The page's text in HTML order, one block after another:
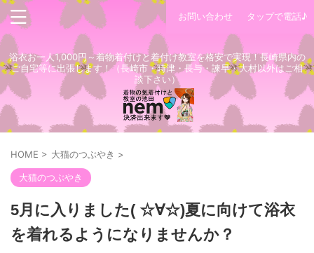
お問い合わせ タップで電話♪
浴衣お一人1,000円～着物着付けと着付け教室を格安で実現！長崎県内の
ご自宅等に出張します！（長崎市・時津・長与・諫早・大村以外はご相
談下さい）
HOME > 大猫のつぶやき >
大猫のつぶやき
5月に入りました( ☆∀☆)夏に向けて浴衣
を着れるようになりませんか？